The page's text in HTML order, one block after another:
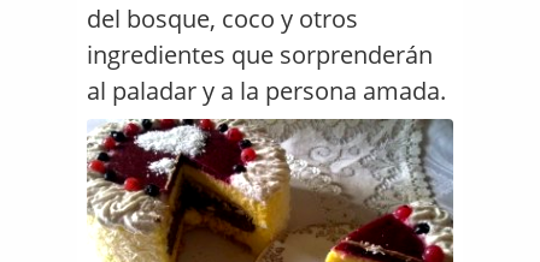
del bosque, coco y otros
ingredientes que sorprenderán
al paladar y a la persona amada.